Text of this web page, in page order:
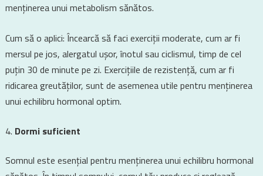
menținerea unui metabolism sănătos.
Cum să o aplici: Încearcă să faci exerciții moderate, cum ar fi
mersul pe jos, alergatul ușor, înotul sau ciclismul, timp de cel
puțin 30 de minute pe zi. Exercițiile de rezistență, cum ar fi
ridicarea greutăților, sunt de asemenea utile pentru menținerea
unui echilibru hormonal optim.
Dormi suficient
Somnul este esențial pentru menținerea unui echilibru hormonal